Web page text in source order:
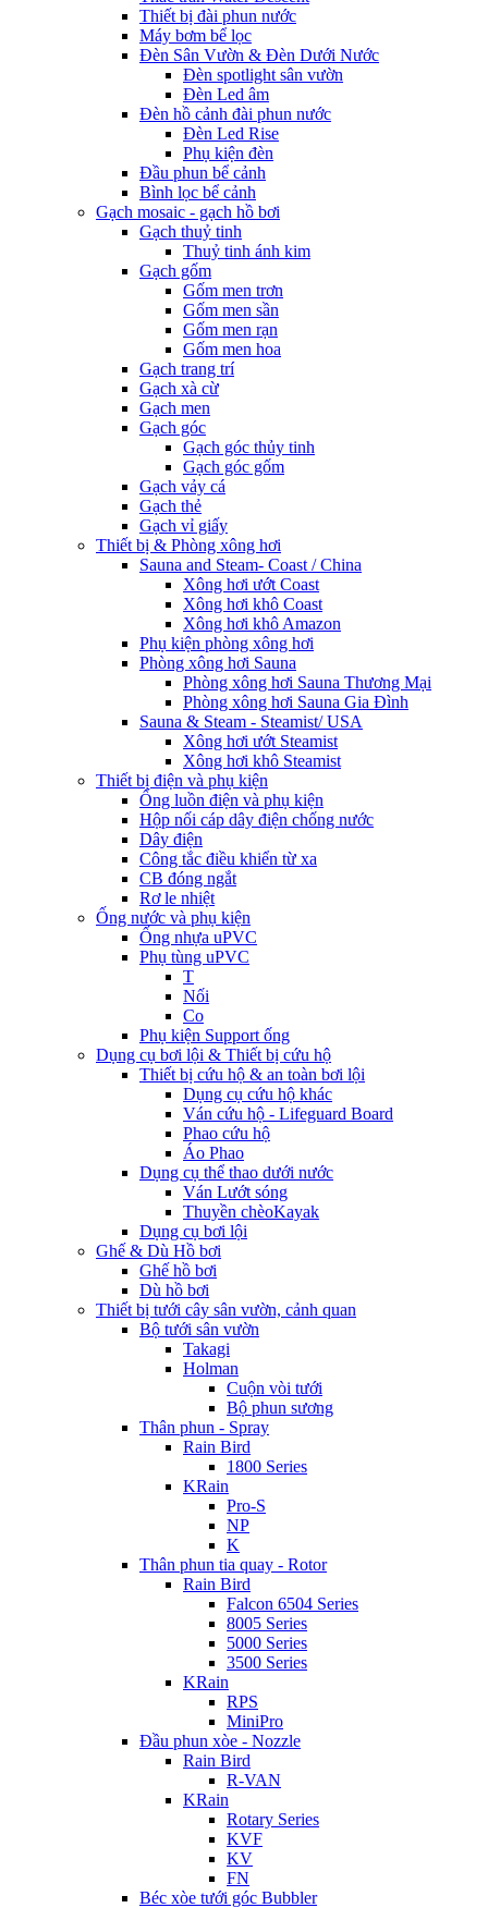
Thiết bị đài phun nước
Máy bơm bể lọc
Đèn Sân Vườn & Đèn Dưới Nước
Đèn spotlight sân vườn
Đèn Led âm
Đèn hồ cảnh đài phun nước
Đèn Led Rise
Phụ kiện đèn
Đầu phun bể cảnh
Bình lọc bể cảnh
Gạch mosaic - gạch hồ bơi
Gạch thuỷ tinh
Thuỷ tinh ánh kim
Gạch gốm
Gốm men trơn
Gốm men sần
Gốm men rạn
Gốm men hoa
Gạch trang trí
Gạch xà cừ
Gạch men
Gạch góc
Gạch góc thủy tinh
Gạch góc gốm
Gạch vảy cá
Gạch thẻ
Gạch vỉ giấy
Thiết bị & Phòng xông hơi
Sauna and Steam- Coast / China
Xông hơi ướt Coast
Xông hơi khô Coast
Xông hơi khô Amazon
Phụ kiện phòng xông hơi
Phòng xông hơi Sauna
Phòng xông hơi Sauna Thương Mại
Phòng xông hơi Sauna Gia Đình
Sauna & Steam - Steamist/ USA
Xông hơi ướt Steamist
Xông hơi khô Steamist
Thiết bị điện và phụ kiện
Ống luồn điện và phụ kiện
Hộp nối cáp dây điện chống nước
Dây điện
Công tắc điều khiển từ xa
CB đóng ngắt
Rơ le nhiệt
Ống nước và phụ kiện
Ống nhựa uPVC
Phụ tùng uPVC
T
Nối
Co
Phụ kiện Support ống
Dụng cụ bơi lội & Thiết bị cứu hộ
Thiết bị cứu hộ & an toàn bơi lội
Dụng cụ cứu hộ khác
Ván cứu hộ - Lifeguard Board
Phao cứu hộ
Áo Phao
Dụng cụ thể thao dưới nước
Ván Lướt sóng
Thuyền chèoKayak
Dụng cụ bơi lội
Ghế & Dù Hồ bơi
Ghế hồ bơi
Dù hồ bơi
Thiết bị tưới cây sân vườn, cảnh quan
Bộ tưới sân vườn
Takagi
Holman
Cuộn vòi tưới
Bộ phun sương
Thân phun - Spray
Rain Bird
1800 Series
KRain
Pro-S
NP
K
Thân phun tia quay - Rotor
Rain Bird
Falcon 6504 Series
8005 Series
5000 Series
3500 Series
KRain
RPS
MiniPro
Đầu phun xòe - Nozzle
Rain Bird
R-VAN
KRain
Rotary Series
KVF
KV
FN
Béc xòe tưới góc Bubbler